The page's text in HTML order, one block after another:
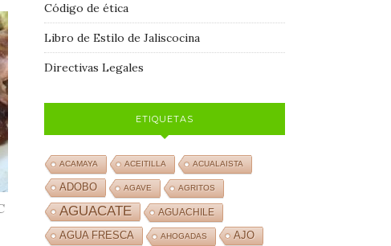
Código de ética
Libro de Estilo de Jaliscocina
Directivas Legales
ETIQUETAS
ACAMAYA ACEITILLA ACUALAISTA
ADOBO AGAVE AGRITOS
AGUACATE AGUACHILE
AGUA FRESCA AHOGADAS AJO